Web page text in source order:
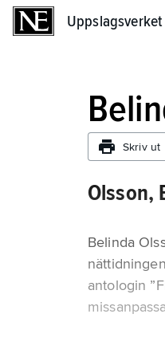
Uppslagsverket
Skriv ut
Olsson,
Belinda
antologin